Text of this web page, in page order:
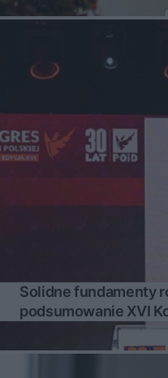
Solidne fundamenty
podsumowanie XVI